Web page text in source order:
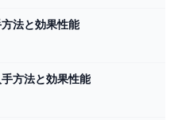
法と効果性能
方法と効果性能